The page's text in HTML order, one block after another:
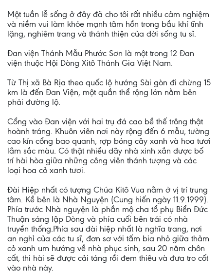
Một tuần lễ sống ở đây đã cho tôi rất nhiều cảm nghiệm
và niềm vui làm khỏe mạnh tâm hồn trong bầu khí tĩnh
lặng, nghiêm trang và thánh thiện của đời sống tu sĩ.
Đan viện Thánh Mẫu Phước Sơn là một trong 12 Đan
viện thuộc Hội Dòng Xitô Thánh Gia Việt Nam.
Từ Thị xã Bà Rịa theo quốc lộ hướng Sài gòn đi chừng 15
km là đến Đan Viện, một quần thể rộng lớn nằm bên
phải đường lộ.
Cổng vào Đan viện với hai trụ đá cao bề thế trông thật
hoành tráng. Khuôn viên nơi này rộng đến 6 mẫu, tường
cao kín cổng bao quanh, rợp bóng cây xanh và hoa tươi
lắm sắc màu. Có thật nhiều dãy nhà xinh xắn được bố
trí hài hòa giữa những công viên thánh tượng và các
loại hoa cỏ xanh tươi.
Đài Hiệp nhất có tượng Chúa Kitô Vua nằm ở vị trí trung
tâm. Kề bên là Nhà Nguyện (Cung hiến ngày 11.9.1999).
Phía trước Nhà nguyện là phần mộ cha tổ phụ Biển Đức
Thuận sáng lập Dòng và phía cuối bên trái có nhà
truyền thống.Phía sau đài hiệp nhất là nghĩa trang, nơi
an nghỉ của các tu sĩ, đơn sơ với tấm bia nhỏ giữa thảm
cỏ xanh um hướng về nhà phục sinh, sau 20 năm chôn
cất, thi hài sẽ được cải táng rồi đem thiêu và đưa tro cốt
vào nhà này.